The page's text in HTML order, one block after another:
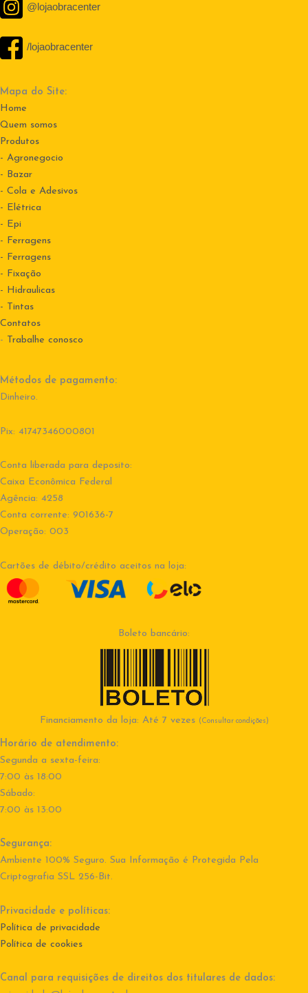
@lojaobracenter
/lojaobracenter
Mapa do Site:
Home
Quem somos
Produtos
- Agronegocio
- Bazar
- Cola e Adesivos
- Elétrica
- Epi
- Ferragens
- Ferragens
- Fixação
- Hidraulicas
- Tintas
Contatos
- Trabalhe conosco
Métodos de pagamento:
Dinheiro.
Pix: 41747346000801
Conta liberada para deposito:
Caixa Econômica Federal
Agência: 4258
Conta corrente: 901636-7
Operação: 003
Cartões de débito/crédito aceitos na loja:
Boleto bancário:
Financiamento da loja: Até 7 vezes (Consultar condições)
Horário de atendimento:
Segunda a sexta-feira:
7:00 às 18:00
Sábado:
7:00 às 13:00
Segurança:
Ambiente 100% Seguro. Sua Informação é Protegida Pela
Criptografia SSL 256-Bit.
Privacidade e políticas:
Política de privacidade
Política de cookies
Canal para requisições de direitos dos titulares de dados: